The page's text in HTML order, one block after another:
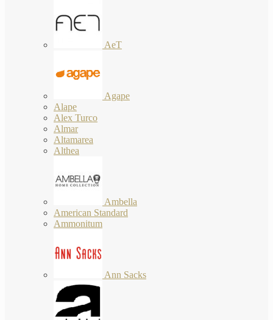
AeT
Agape
Alape
Alex Turco
Almar
Altamarea
Althea
Ambella
American Standard
Ammonitum
Ann Sacks